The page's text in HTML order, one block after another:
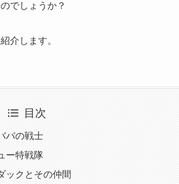
でしょうか？
介します。
目次
バの戦士
ー特戦隊
ックとその仲間